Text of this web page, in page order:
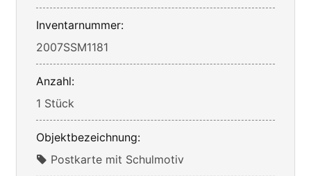
Inventarnummer:
2007SSM1181
Anzahl:
1 Stück
Objektbezeichnung:
Postkarte mit Schulmotiv